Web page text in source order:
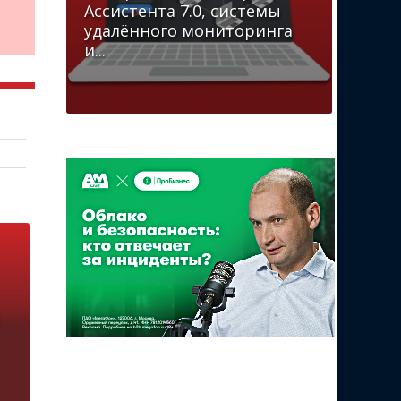
Ассистента 7.0, системы
удалённого мониторинга
и...